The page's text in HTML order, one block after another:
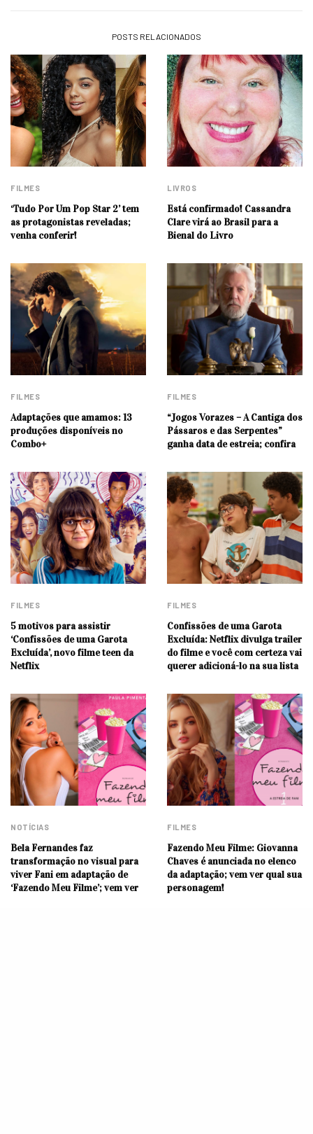
POSTS RELACIONADOS
FILMES
‘Tudo Por Um Pop Star 2’ tem
as protagonistas reveladas;
venha conferir!
LIVROS
Está confirmado! Cassandra
Clare virá ao Brasil para a
Bienal do Livro
FILMES
Adaptações que amamos: 13
produções disponíveis no
Combo+
FILMES
“Jogos Vorazes – A Cantiga dos
Pássaros e das Serpentes”
ganha data de estreia; confira
FILMES
5 motivos para assistir
‘Confissões de uma Garota
Excluída’, novo filme teen da
Netflix
FILMES
Confissões de uma Garota
Excluída: Netflix divulga trailer
do filme e você com certeza vai
querer adicioná-lo na sua lista
NOTÍCIAS
Bela Fernandes faz
transformação no visual para
viver Fani em adaptação de
‘Fazendo Meu Filme’; vem ver
FILMES
Fazendo Meu Filme: Giovanna
Chaves é anunciada no elenco
da adaptação; vem ver qual sua
personagem!